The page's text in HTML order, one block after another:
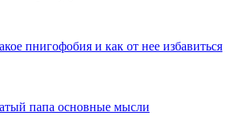
пнигофобия и как от нее избавиться